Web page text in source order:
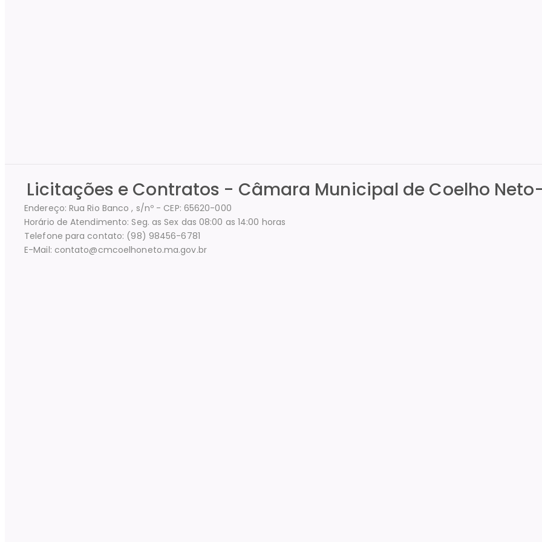
Licitações e Contratos - Câmara Municipal de Coelho
Endereço: Rua Rio Banco , s/nº - CEP: 65620-000
Horário de Atendimento: Seg. as Sex das 08:00 as 14:00 horas
Telefone para contato: (98) 98456-6781
E-Mail: contato@cmcoelhoneto.ma.gov.br